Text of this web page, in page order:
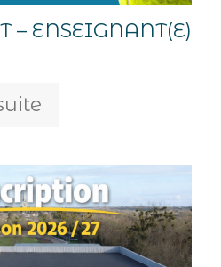
– ENSEIGNANT(E)